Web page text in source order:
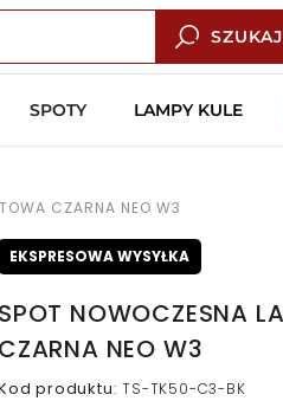
SZUKAJ
SPOTY LAMPY KULE
CZARNA NEO W3
EKSPRESOWA WYSYŁKA
SPOT NOWOCZESNA
CZARNA NEO W3
produktu:TS-TK50-C3-BK